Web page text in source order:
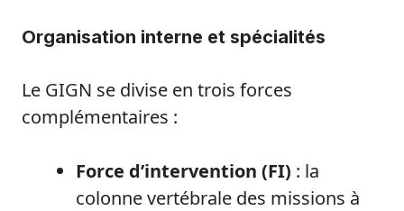
Organisation interne et spécialités
Le GIGN se divise en trois forces
complémentaires :
Force d’intervention (FI) : la
colonne vertébrale des missions à